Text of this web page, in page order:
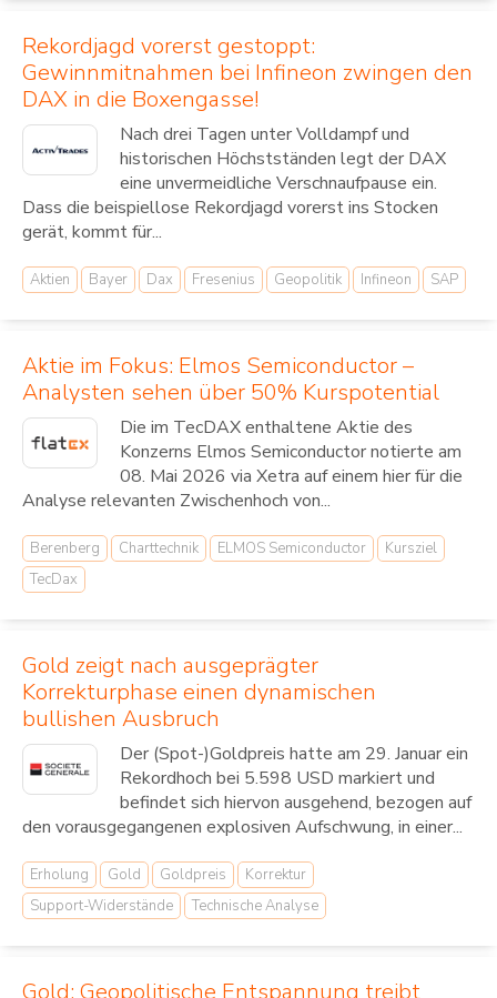
Rekordjagd vorerst gestoppt:
Gewinnmitnahmen bei Infineon zwingen den
DAX in die Boxengasse!
Nach drei Tagen unter Volldampf und
historischen Höchstständen legt der DAX
eine unvermeidliche Verschnaufpause ein.
Dass die beispiellose Rekordjagd vorerst ins Stocken
gerät, kommt für...
Aktien Bayer Dax Fresenius Geopolitik Infineon SAP
Aktie im Fokus: Elmos Semiconductor –
Analysten sehen über 50% Kurspotential
Die im TecDAX enthaltene Aktie des
Konzerns Elmos Semiconductor notierte am
08. Mai 2026 via Xetra auf einem hier für die
Analyse relevanten Zwischenhoch von...
Berenberg Charttechnik ELMOS Semiconductor
Kursziel
TecDax
Gold zeigt nach ausgeprägter
Korrekturphase einen dynamischen
bullishen Ausbruch
Der (Spot-)Goldpreis hatte am 29. Januar ein
Rekordhoch bei 5.598 USD markiert und
befindet sich hiervon ausgehend, bezogen auf
den vorausgegangenen explosiven Aufschwung, in einer...
Erholung Gold Goldpreis
Korrektur
Support-Widerstände
Technische Analyse
Gold: Geopolitische Entspannung treibt